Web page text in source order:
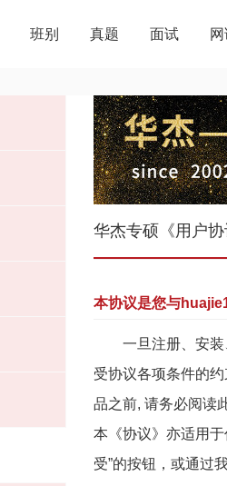
班别 真题 面试
华杰专硕《用户
本协议是您与
一旦注册、安装、
受协议各项条件的
品之前, 请务必阅读
本《协议》亦适用
受”的按钮，或通过